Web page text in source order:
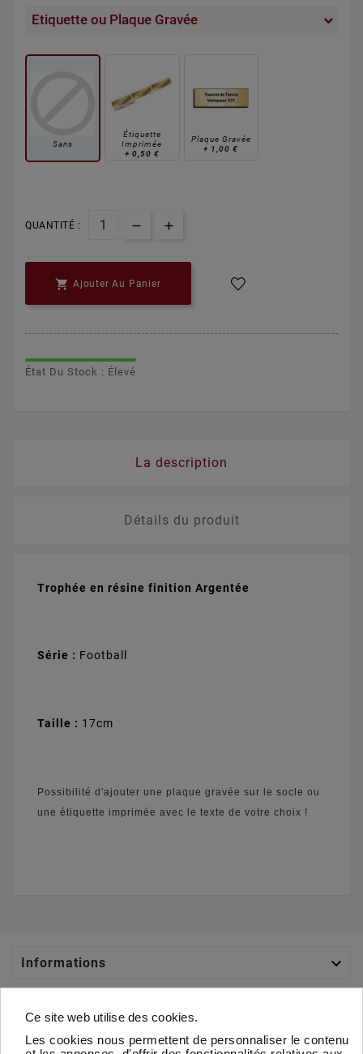
Etiquette ou Plaque Gravée
Sans
Étiquette
Imprimée
+ 0,50 €
Plaque Gravée
+ 1,00 €
QUANTITÉ :
 Ajouter Au Panier
État Du Stock : Élevé
La description
Détails du produit
Trophée en résine finition Argentée
Série : Football
Taille : 17cm
Possibilité d'ajouter une plaque gravée sur le socle ou
une étiquette imprimée avec le texte de votre choix !
Informations 
Votre Compte 
Ce site web utilise des cookies.
Les cookies nous permettent de personnaliser le contenu